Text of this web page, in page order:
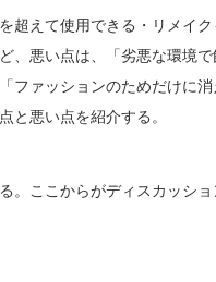
超えて使用できる・リメイ
、悪い点は、「劣悪な環境
ァッションのためだけに
と悪い点を紹介する。
。ここからがディスカッシ